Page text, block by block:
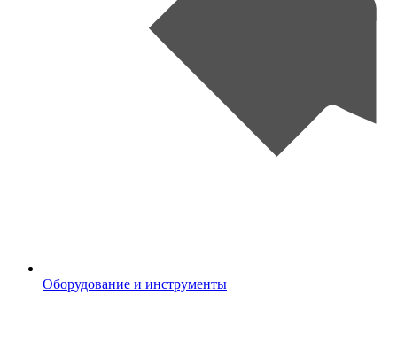
Оборудование и инструменты